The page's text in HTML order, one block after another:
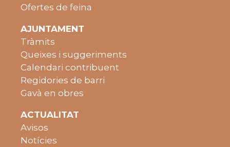
Ofertes de feina
AJUNTAMENT
Tràmits
Queixes i suggeriments
Calendari contribuent
Regidories de barri
Gavà en obres
ACTUALITAT
Avisos
Notícies